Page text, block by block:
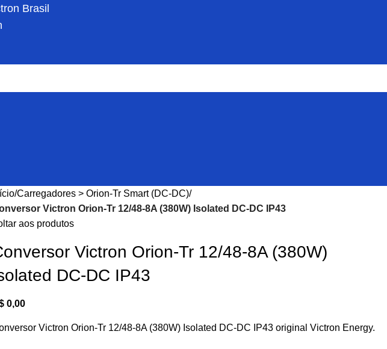
Brasil
Carregadores > Orion-Tr Smart (DC-DC)
Victron Orion-Tr 12/48-8A (380W) Isolated DC-DC IP43
aos produtos
Victron Orion-Tr 12/48-8A (380W)
DC-DC IP43
0,00
Victron Orion-Tr 12/48-8A (380W) Isolated DC-DC IP43 original Victron Energy.